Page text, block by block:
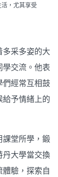
，尤其享受
采多姿的大
學交流。他表
們經常互相鼓
予情緒上的
課堂所學，鍛
丹大學當交換
驗，探索自